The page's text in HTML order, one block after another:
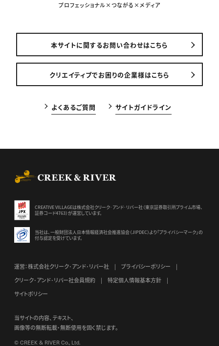
プロフェッショナル×つながる×メディア
本サイトに関するお問い合わせはこちら
クリエイティブでお困りの企業様はこちら
よくあるご質問 サイトガイドライン
CREATIVE VILLAGEは株式会社クリーク･アンド･リバー社（東京証券取引所プライム市場、
証券コード4763）が運営しています。
当社は、一般財団法人日本情報経済社会推進協会（JIPDEC）より 「プライバシーマーク」の
付与認定を受けています。
運営：株式会社クリーク･アンド･リバー社
プライバシーポリシー
クリーク･アンド･リバー社会員規約
特定個人情報基本方針
サイトポリシー
当サイトの内容、テキスト、
画像等の無断転載・無断使用を固く禁じます。
© CREEK & RIVER Co., Ltd.